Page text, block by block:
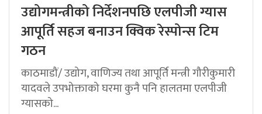
उद्योगमन्त्रीको निर्देशनपछि एलपीजी ग्यास
आपूर्ति सहज बनाउन क्विक रेस्पोन्स टिम
गठन
काठमाडौं/ उद्योग, वाणिज्य तथा आपूर्ति मन्त्री गौरीकुमारी
यादवले उपभोक्ताको घरमा कुनै पनि हालतमा एलपीजी
ग्यासको...